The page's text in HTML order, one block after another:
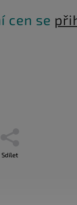
cen se
Sdílet